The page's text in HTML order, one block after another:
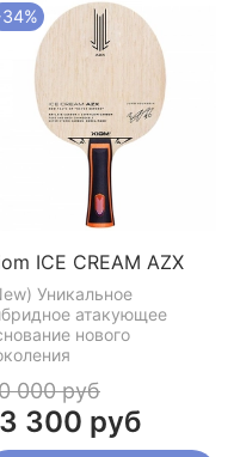
ICE CREAM AZX
Уникальное
атакующее
нового
000 руб
300 руб